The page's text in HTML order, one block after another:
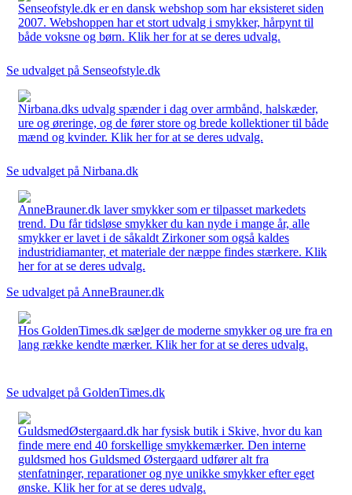
Senseofstyle.dk er en dansk webshop som har eksisteret siden
2007. Webshoppen har et stort udvalg i smykker, hårpynt til
både voksne og børn. Klik her for at se deres udvalg.
Se udvalget på Senseofstyle.dk
Nirbana.dks udvalg spænder i dag over armbånd, halskæder,
ure og øreringe, og de fører store og brede kollektioner til både
mænd og kvinder. Klik her for at se deres udvalg.
Se udvalget på Nirbana.dk
AnneBrauner.dk laver smykker som er tilpasset markedets
trend. Du får tidsløse smykker du kan nyde i mange år, alle
smykker er lavet i de såkaldt Zirkoner som også kaldes
industridiamanter, et materiale der næppe findes stærkere. Klik
her for at se deres udvalg.
Se udvalget på AnneBrauner.dk
Hos GoldenTimes.dk sælger de moderne smykker og ure fra en
lang række kendte mærker. Klik her for at se deres udvalg.
Se udvalget på GoldenTimes.dk
GuldsmedØstergaard.dk har fysisk butik i Skive, hvor du kan
finde mere end 40 forskellige smykkemærker. Den interne
guldsmed hos Guldsmed Østergaard udfører alt fra
stenfatninger, reparationer og nye unikke smykker efter eget
ønske. Klik her for at se deres udvalg.